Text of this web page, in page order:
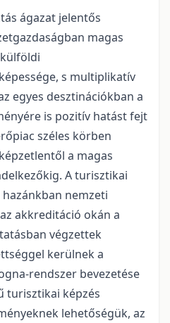
ágazat jelentős
magas
s multiplikatív
egyes desztinációkban a
is pozitív hatást fejt
széles körben
a magas
A turisztikai
nemzeti
akkreditáció okán a
végzettek
kerülnek a
rendszer bevezetése
turisztikai képzés
lehetőségük, az